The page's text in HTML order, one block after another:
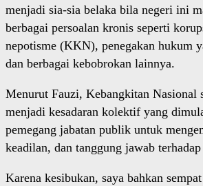
menjadi sia-sia belaka bila negeri ini
berbagai persoalan kronis seperti
nepotisme (KKN), penegakan hukum
dan berbagai kebobrokan lainnya.
Menurut Fauzi, Kebangkitan Nasional
menjadi kesadaran kolektif yang
pemegang jabatan publik untuk
keadilan, dan tanggung jawab
Karena kesibukan, saya bahkan